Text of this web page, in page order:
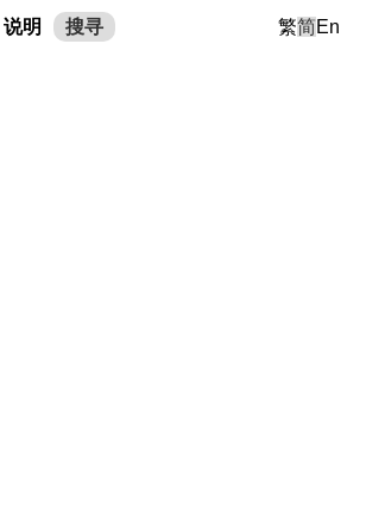
说明 搜寻 繁简En